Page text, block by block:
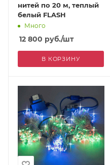
нитей по 20 м, теплый
белый FLASH
Много
12 800 руб./шт
В КОРЗИНУ